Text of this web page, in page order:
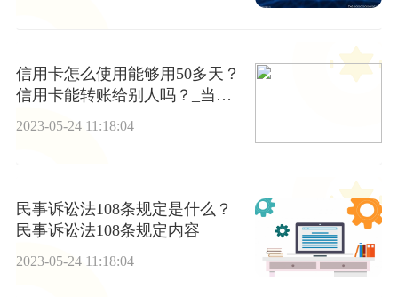
信用卡怎么使用能够用50多天？
信用卡能转账给别人吗？_当前
最新
2023-05-24 11:18:04
民事诉讼法108条规定是什么？
民事诉讼法108条规定内容
2023-05-24 11:18:04